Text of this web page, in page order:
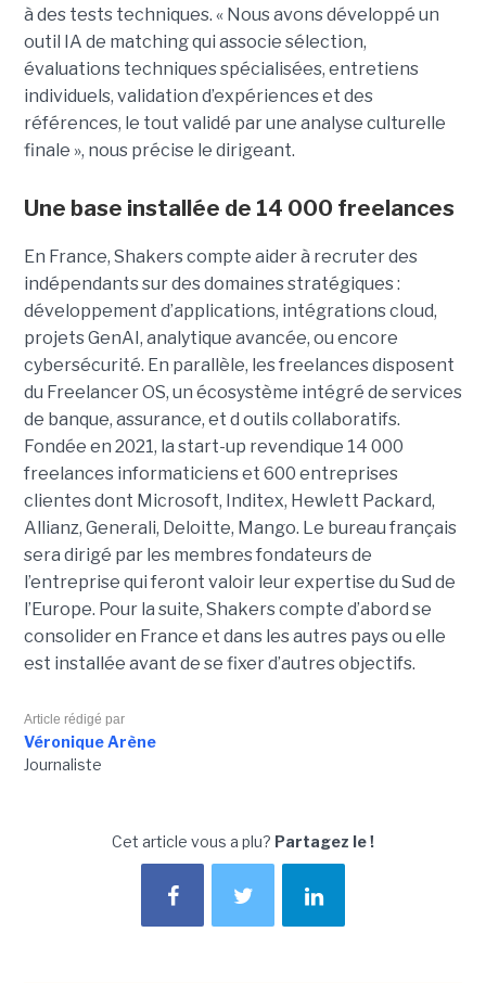
à des tests techniques. « Nous avons développé un
outil IA de matching qui associe sélection,
évaluations techniques spécialisées, entretiens
individuels, validation d’expériences et des
références, le tout validé par une analyse culturelle
finale », nous précise le dirigeant.
Une base installée de 14 000 freelances
En France, Shakers compte aider à recruter des
indépendants sur des domaines stratégiques :
développement d’applications, intégrations cloud,
projets GenAI, analytique avancée, ou encore
cybersécurité. En parallèle, les freelances disposent
du Freelancer OS, un écosystème intégré de services
de banque, assurance, et d outils collaboratifs.
Fondée en 2021, la start-up revendique 14 000
freelances informaticiens et 600 entreprises
clientes dont Microsoft, Inditex, Hewlett Packard,
Allianz, Generali, Deloitte, Mango. Le bureau français
sera dirigé par les membres fondateurs de
l’entreprise qui feront valoir leur expertise du Sud de
l’Europe. Pour la suite, Shakers compte d’abord se
consolider en France et dans les autres pays ou elle
est installée avant de se fixer d’autres objectifs.
Article rédigé par
Véronique Arène
Journaliste
Cet article vous a plu? Partagez le !